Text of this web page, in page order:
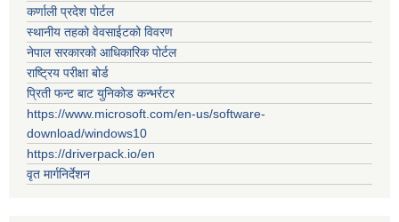
कर्णाली प्रदेश पोर्टल
स्थानीय तहको वेवसाईटको विवरण
नेपाल सरकारको आधिकारिक पोर्टल
राष्ट्रिय परीक्षा बोर्ड
प्रिती फन्ट बाट युनिकोड कन्भर्रटर
https://www.microsoft.com/en-us/software-
download/windows10
https://driverpack.io/en
वृत मार्गनिर्देशन